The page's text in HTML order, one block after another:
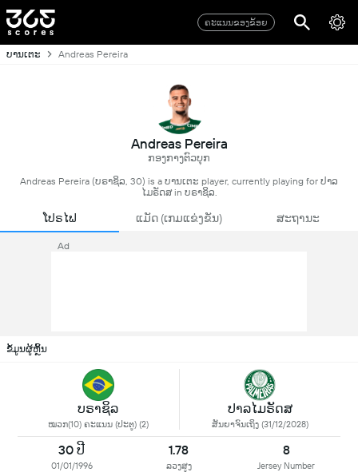
ຄະແນນຂອງຂ້ອຍ
ບານເຕະ Andreas Pereira
Andreas Pereira
ກອງກາງຕົວບຸກ
Andreas Pereira (ບຣາຊິລ, 30) is a ບານເຕະ player, currently playing for ປາລ
ໄມຣັດສ in ບຣາຊິລ.
ໂປຣໄຟ ແມັດ (ເກມແຂ່ງຂັນ) ສະຖານະ
Ad
ຂໍ້ມູນຜູ້ຫຼິ້ນ
ບຣາຊິລ
ໝວກ(10) ຄະແນນ (ປະຕູ) (2)
ປາລໄມຣັດສ
ສັນຍາຈົນເຖິງ (31/12/2028)
30 ປີ
01/01/1996
1.78
ລວງສູງ
8
Jersey Number